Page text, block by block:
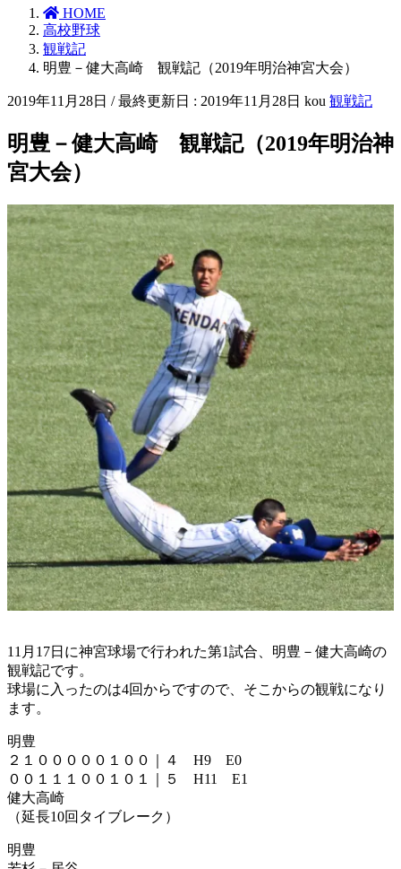
HOME
高校野球
観戦記
明豊－健大高崎 観戦記（2019年明治神宮大会）
2019年11月28日 / 最終更新日 : 2019年11月28日 kou 観戦記
明豊－健大高崎 観戦記（2019年明治神
宮大会）
11月17日に神宮球場で行われた第1試合、明豊－健大高崎の
観戦記です。
球場に入ったのは4回からですので、そこからの観戦になり
ます。
明豊
２１０００００１００｜４ H9 E0
００１１１００１０１｜５ H11 E1
健大高崎
（延長10回タイブレーク）
明豊